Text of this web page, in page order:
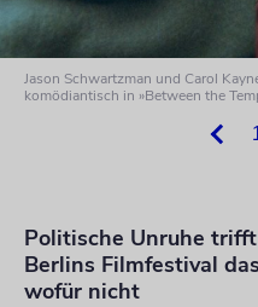
Jason Schwartzman und Carol
komödiantisch in »Between the
Politische Unruhe
Berlins Filmfestival
wofür nicht